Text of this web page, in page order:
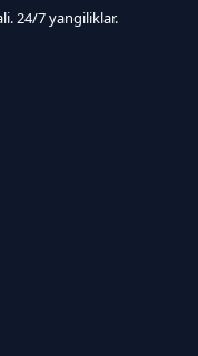
24/7 yangiliklar.